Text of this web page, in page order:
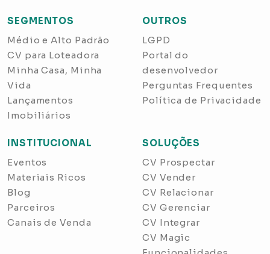
SEGMENTOS
Médio e Alto Padrão
CV para Loteadora
Minha Casa, Minha
Vida
Lançamentos
Imobiliários
OUTROS
LGPD
Portal do
desenvolvedor
Perguntas Frequentes
Política de Privacidade
INSTITUCIONAL
Eventos
Materiais Ricos
Blog
Parceiros
Canais de Venda
SOLUÇÕES
CV Prospectar
CV Vender
CV Relacionar
CV Gerenciar
CV Integrar
CV Magic